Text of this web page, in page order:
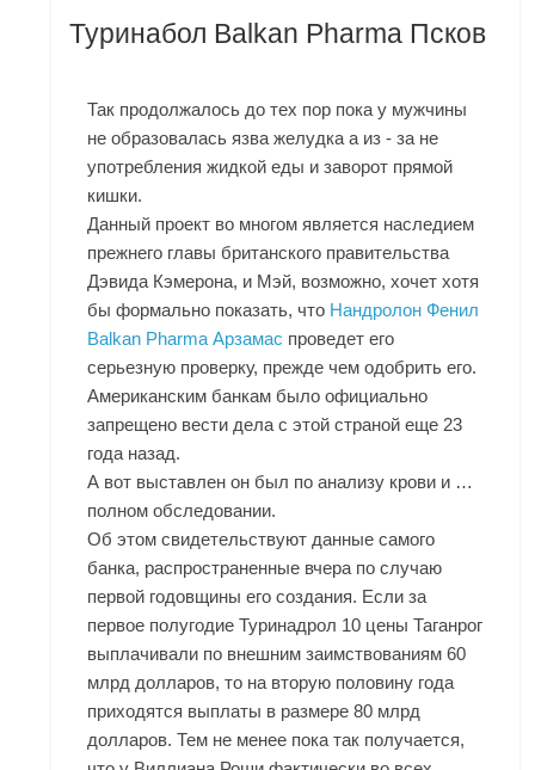
Туринабол Balkan Pharma Псков
Так продолжалось до тех пор пока у мужчины
не образовалась язва желудка а из - за не
употребления жидкой еды и заворот прямой
кишки.
Данный проект во многом является наследием
прежнего главы британского правительства
Дэвида Кэмерона, и Мэй, возможно, хочет хотя
бы формально показать, что Нандролон Фенил
Balkan Pharma Арзамас проведет его
серьезную проверку, прежде чем одобрить его.
Американским банкам было официально
запрещено вести дела с этой страной еще 23
года назад.
А вот выставлен он был по анализу крови и …
полном обследовании.
Об этом свидетельствуют данные самого
банка, распространенные вчера по случаю
первой годовщины его создания. Если за
первое полугодие Туринадрол 10 цены Таганрог
выплачивали по внешним заимствованиям 60
млрд долларов, то на вторую половину года
приходятся выплаты в размере 80 млрд
долларов. Тем не менее пока так получается,